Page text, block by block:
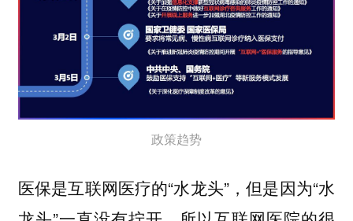
政策趋势
医保是互联网医疗的“水龙头”，但是因为“水